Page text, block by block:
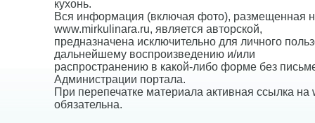
кухонь.
Вся информация (включая фото), размещенная
www.mirkulinara.ru, является авторской,
предназначена исключительно для личного
дальнейшему воспроизведению и/или
распространению в какой-либо форме без
Администрации портала.
При перепечатке материала активная ссылка на
обязательна.